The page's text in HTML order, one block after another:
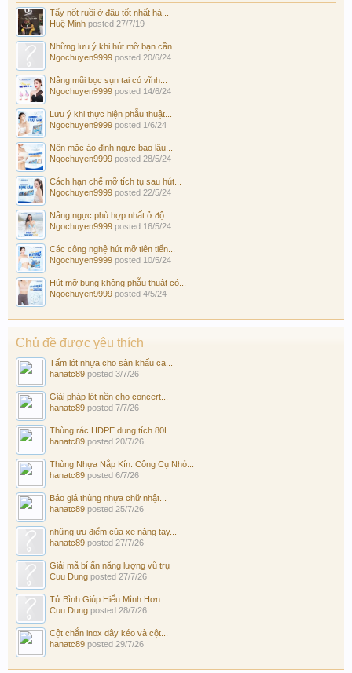
Tẩy nốt ruồi ở đâu tốt nhất hà...
Huệ Minh posted 27/7/19
Những lưu ý khi hút mỡ bạn cần...
Ngochuyen9999 posted 20/6/24
Nâng mũi bọc sụn tai có vĩnh...
Ngochuyen9999 posted 14/6/24
Lưu ý khi thực hiện phẫu thuật...
Ngochuyen9999 posted 1/6/24
Nên mặc áo định ngực bao lâu...
Ngochuyen9999 posted 28/5/24
Cách hạn chế mỡ tích tụ sau hút...
Ngochuyen9999 posted 22/5/24
Nâng ngực phù hợp nhất ở độ...
Ngochuyen9999 posted 16/5/24
Các công nghệ hút mỡ tiên tiến...
Ngochuyen9999 posted 10/5/24
Hút mỡ bụng không phẫu thuật có...
Ngochuyen9999 posted 4/5/24
Chủ đề được yêu thích
Tấm lót nhựa cho sân khấu ca...
hanatc89 posted 3/7/26
Giải pháp lót nền cho concert...
hanatc89 posted 7/7/26
Thùng rác HDPE dung tích 80L
hanatc89 posted 20/7/26
Thùng Nhựa Nắp Kín: Công Cụ Nhỏ...
hanatc89 posted 6/7/26
Báo giá thùng nhựa chữ nhật...
hanatc89 posted 25/7/26
những ưu điểm của xe nâng tay...
hanatc89 posted 27/7/26
Giải mã bí ẩn năng lượng vũ trụ
Cuu Dung posted 27/7/26
Tử Bình Giúp Hiểu Mình Hơn
Cuu Dung posted 28/7/26
Cột chắn inox dây kéo và cột...
hanatc89 posted 29/7/26